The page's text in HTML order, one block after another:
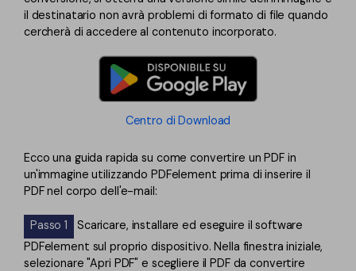
il destinatario non avrà problemi di formato di file quando
cercherà di accedere al contenuto incorporato.
Centro di Download
Ecco una guida rapida su come convertire un PDF in
un'immagine utilizzando PDFelement prima di inserire il
PDF nel corpo dell'e-mail:
Passo 1
Scaricare, installare ed eseguire il software
PDFelement sul proprio dispositivo. Nella finestra iniziale,
selezionare "Apri PDF" e scegliere il PDF da convertire